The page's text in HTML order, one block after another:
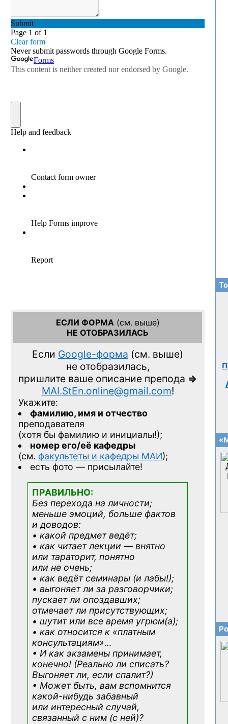
ЕСЛИ ФОРМА(см. выше)
НЕ ОТОБРАЗИЛАСЬ
Если Google-форма (см. выше)
не отобразилась,
пришлите ваше описание препода =>
MAI.StEn.online@gmail.com!
Укажите:
фамилию, имя и отчество
преподавателя
(хотя бы фамилию и инициалы!);
номер его/её кафедры
(см. факультеты и кафедры МАИ);
есть фото — присылайте!
ПРАВИЛЬНО:
Без перехода на личности;
меньше эмоций, больше фактов
и доводов:
• какой предмет ведёт;
• как читает лекции — внятно
или тараторит, понятно
или не очень;
• как ведёт семинары (и лабы!);
• выгоняет ли за разговорчики;
пускает ли опоздавших;
отмечает ли присутствующих;
• шутит или все время угрюм(а);
• как относится к «платным
консультациям»…
• И как экзамены принимает,
конечно! (Реально ли списать?
Выгоняет ли, если спалит?)
• Может быть, вам вспомнится
какой-нибудь забавный
или интересный случай,
связанный с ним (с ней)?